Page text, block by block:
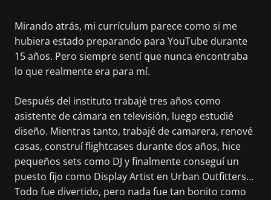
Mirando atrás, mi currículum parece como si me
hubiera estado preparando para YouTube durante
15 años. Pero siempre sentí que nunca encontraba
lo que realmente era para mí.
Después del instituto trabajé tres años como
asistente de cámara en televisión, luego estudié
diseño. Mientras tanto, trabajé de camarera, renové
casas, construí flightcases durante dos años, hice
pequeños sets como DJ y finalmente conseguí un
puesto fijo como Display Artist en Urban Outfitters…
Todo fue divertido, pero nada fue tan bonito como